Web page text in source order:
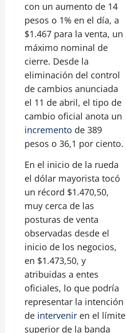
con un aumento de 14
pesos o 1% en el día, a
$1.467 para la venta, un
máximo nominal de
cierre. Desde la
eliminación del control
de cambios anunciada
el 11 de abril, el tipo de
cambio oficial anota un
incremento de 389
pesos o 36,1 por ciento.
En el inicio de la rueda
el dólar mayorista tocó
un récord $1.470,50,
muy cerca de las
posturas de venta
observadas desde el
inicio de los negocios,
en $1.473,50, y
atribuidas a entes
oficiales, lo que podría
representar la intención
de intervenir en el límite
superior de la banda